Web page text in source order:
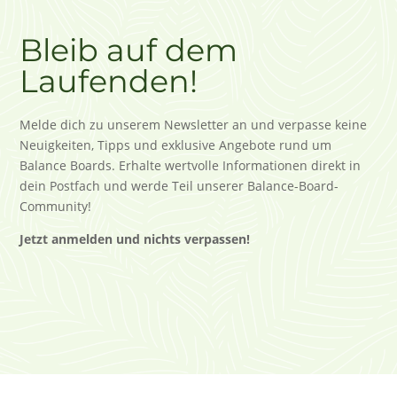
Bleib auf dem
Laufenden!
Melde dich zu unserem Newsletter an und verpasse keine
Neuigkeiten, Tipps und exklusive Angebote rund um
Balance Boards. Erhalte wertvolle Informationen direkt in
dein Postfach und werde Teil unserer Balance-Board-
Community!
Jetzt anmelden und nichts verpassen!